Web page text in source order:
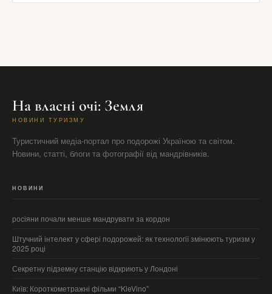
На власні очі: Земля
НОВИНИ ТУРИЗМУ
Туристичний медіа-портал про подорожі Україною та світом.
Новини, статті, блоги та фотографії від мандрівників.
НОВИНИ
росіяни почали менше мандрувати за кордон
Штучний інтелект у сфері подорожей: як технології змінюють туризм у
2025 році
Секретну підземну станцію відкриють у Лондоні
Київ: Короткометражні фільми “KieVino”